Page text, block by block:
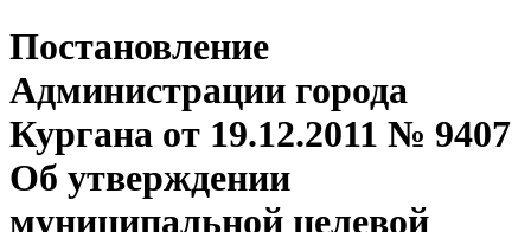
Постановление
Администрации города
Кургана от 19.12.2011 № 9407
Об утверждении
муниципальной целевой